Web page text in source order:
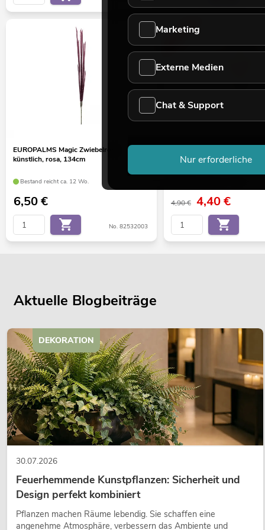
EUROPALMS Magic Zwiebelrohr,
künstlich, rosa, 134cm
Bestand reicht ca. 12 Wo.
6,50€
No. 82532003
-10%
EUROPALMS
orange, 110cm
4,90 € 4,40€
Aktuelle Blogbeiträge
30.07.2026
Feuerhemmende Kunstpflanzen: Sicherheit und
Design perfekt kombiniert
Pflanzen machen Räume lebendig. Sie schaffen eine
angenehme Atmosphäre, verbessern das Ambiente und
DEKORATION
Marketing
Externe Medien
Chat & Support
Nur erforderliche